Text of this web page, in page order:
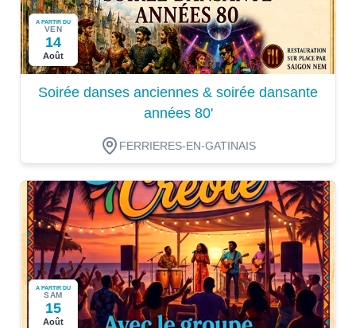
A PARTIR DU
VEN
14
Août
Soirée danses anciennes & soirée dansante
années 80'
FERRIERES-EN-GATINAIS
A PARTIR DU
SAM
15
Août